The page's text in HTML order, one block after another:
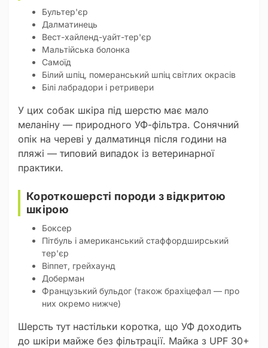
Бультер'єр
Далматинець
Вест-хайленд-уайт-тер'єр
Мальтійська болонка
Самоїд
Білий шпіц, померанський шпіц світлих окрасів
Білі лабрадори і ретривери
У цих собак шкіра під шерстю має мало
меланіну — природного УФ-фільтра. Сонячний
опік на череві у далматинця після години на
пляжі — типовий випадок із ветеринарної
практики.
Короткошерсті породи з відкритою
шкірою
Боксер
Пітбуль і американський стаффордширський
тер'єр
Віппет, грейхаунд
Доберман
Французький бульдог (також брахіцефал — про
них окремо нижче)
Шерсть тут настільки коротка, що УФ доходить
до шкіри майже без фільтрації. Майка з UPF 30+